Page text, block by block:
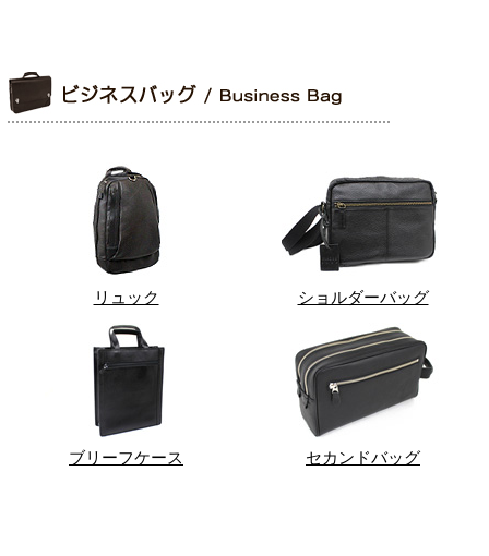
リュック ショルダーバッグ
ブリーフケース セカンドバッグ